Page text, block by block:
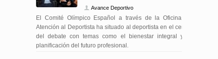
Avance Deportivo
El Comité Olímpico Español a través de la Oficina de
Atención al Deportista ha situado al deportista en el centro
del debate con temas como el bienestar integral y la
planificación del futuro profesional.